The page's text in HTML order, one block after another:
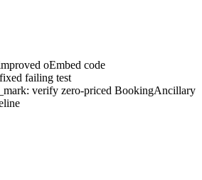
oEmbed code
failing test
verify zero-priced BookingAncillary